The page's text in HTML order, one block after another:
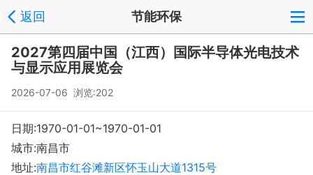
返回 节能环保
2027第四届中国（江西）国际半导体光电技术
与显示应用展览会
2026-07-06 浏览:202
日期:1970-01-01~1970-01-01
城市:南昌市
地址:南昌市红谷滩新区怀玉山大道1315号